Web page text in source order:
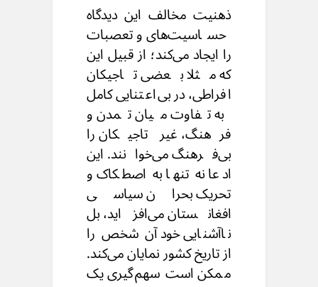
ذهنیت مخالف این دیدگاه
حساسیت‌های و تعصبات
را ایجاد می‌کند؛ از قبیل این
که مثلا بعضی تاجیکان
افراطی، در بی‌اعتنایی کامل
به تفاوت میان تمدن و
فرهنگ، غیر تاجیکان را
بی‌فرهنگ می‌‌خوانند. این
ادعا نه تنها به اصطکاک و
تحریک بحران سیاسی
افغانستان می‌‌افزاید، بل
ناآشنایی خود آن شخص را
از تاریخ کشور نمایان می‌کند.
ممکن است سهم‌گیری یک